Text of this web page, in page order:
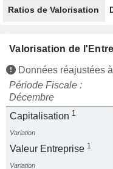
Ratios de Valorisation
Valorisation de
Données réajustées
Période Fiscale :
Décembre
Capitalisation 1
Variation
Valeur Entreprise 1
Variation